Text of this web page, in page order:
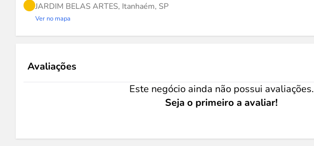
JARDIM BELAS ARTES, Itanhaém, SP
Ver no mapa
Avaliações
Este negócio ainda não possui avaliações.
Seja o primeiro a avaliar!